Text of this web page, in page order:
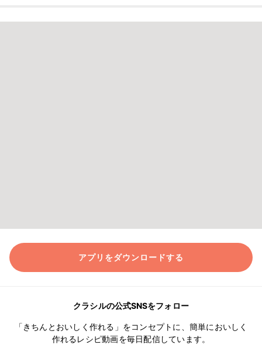
アプリをダウンロードする
クラシルの公式SNSをフォロー
「きちんとおいしく作れる」をコンセプトに、簡単においしく
作れるレシピ動画を毎日配信しています。